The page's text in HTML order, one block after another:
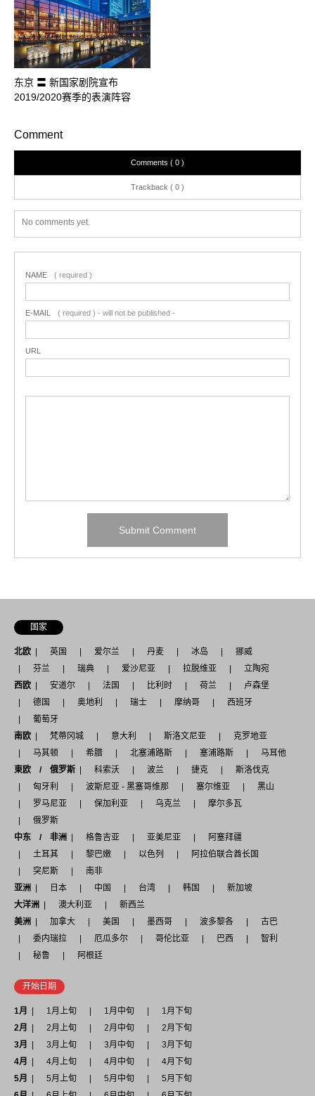
东京 〓 新国家剧院宣布
2019/2020赛季的表演阵容
Comment
Comments ( 0 )
Trackback ( 0 )
No comments yet.
NAME ( required )
E-MAIL ( required ) - will not be published -
URL
国家
北欧 英国 爱尔兰 丹麦 冰岛
挪威
芬兰
瑞典 爱沙尼亚 拉脱维亚
立陶宛
西欧
安道尔 法国 比利时 荷兰
卢森堡
德国
奥地利 瑞士 摩纳哥
西班牙
葡萄牙
南欧
梵蒂冈城 意大利 斯洛文尼亚
克罗地亚
马其顿
希腊 北塞浦路斯 塞浦路斯
马耳他
東欧 / 俄罗斯
科索沃 波兰 捷克
斯洛伐克
匈牙利
波斯尼亚 - 黑塞哥维那 塞尔维亚
黑山
罗马尼亚
保加利亚 乌克兰
摩尔多瓦
俄罗斯
中东 / 非洲
格鲁吉亚 亚美尼亚
阿塞拜疆
土耳其
黎巴嫩 以色列
阿拉伯联合酋长国
突尼斯
南非
亚洲
日本 中国 台湾 韩国
新加坡
大洋洲
澳大利亚
新西兰
美洲
加拿大 美国 墨西哥 波多黎各
古巴
委内瑞拉
厄瓜多尔 哥伦比亚 巴西
智利
秘鲁
阿根廷
开始日期
1月 1月上旬 1月中旬
1月下旬
2月
2月上旬 2月中旬
2月下旬
3月
3月上旬 3月中旬
3月下旬
4月
4月上旬 4月中旬
4月下旬
5月
5月上旬 5月中旬
5月下旬